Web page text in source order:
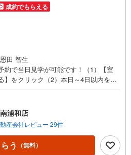
成約でもらえる
恩田 智生
で当日見学が可能です！（1）【室
】をクリック（2）本日～4日以内をご
21:00はお電話でのお問い合わせがス
●南西向き住戸●駅徒歩3分！複数路線
動産キャンペーン対象店舗です】 当
とPayPayボーナスをプレゼント！◆エ
サポート◆1.FP相談サポート社外のフ
ンナーと資金相談が無料2.設備保証の
浦和店
産会社レビュー 29件
う （無料）